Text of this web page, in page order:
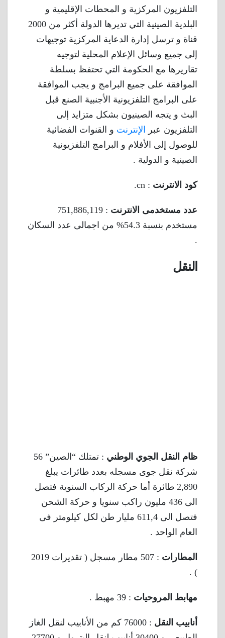
التلفزيون المركزية و المحطات الإقليمية و
البلدية الصينية التي تديرها الدولة أكثر من 2000
قناة و ترسل إدارة الدعاية المركزية توجيهات
إلى جميع وسائل الإعلام المحلية لتوجيه
تقاريرها مع الحكومة التي تحتفظ بسلطة
الموافقة على جميع البرامج و يجب الموافقة
على البرامج التلفزيونية الأجنبية الصنع قبل
البث و يتجه الصينيون بشكل متزايد إلى
التلفزيون عبر
الإنترنت و القنوات الفضائية
للوصول إلى الأفلام و البرامج التلفزيونية
الصينية و الدولية .
كود الانترنت : cn.
عدد مستخدمى الانترنت
: 751,886,119
مستخدم بنسبة 54.3% من اجمالى عدد السكان
.
النقل
ظام النقل الجوي الوطني
: تمتلك “الصين” 56
شركة نقل جوى مسجله بعدد طائرات يبلغ
2,890 طائرة أما حركة الركاب السنوية فتصل
الى 436 مليون راكب سنويا و حركة الشحن
فتصل الى 611,4 مليار طن لكل كيلومتر فى
العام الواحد .
المطارات
: 507 مطار مسجل ( تقديرات 2019
) .
مهابط المروحيات : 39 مهبط .
أنابيب النقل
: 76000 كم من الأنابيب لنقل الغاز